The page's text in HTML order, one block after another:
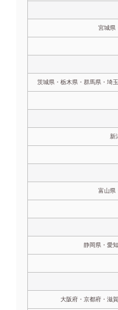
宮城県
茨城県・栃木県・群馬県・埼
新
富山県
静岡県・愛
大阪府・京都府・滋